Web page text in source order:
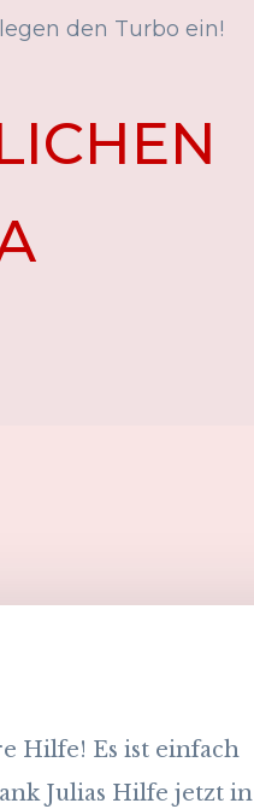
den Turbo ein!
Hilfe! Es ist einfach
Julias Hilfe jetzt in